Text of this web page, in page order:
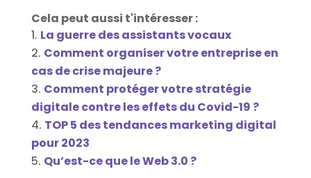
Cela peut aussi t'intéresser :
La guerre des assistants vocaux
Comment organiser votre entreprise en
cas de crise majeure ?
Comment protéger votre stratégie
digitale contre les effets du Covid-19 ?
TOP 5 des tendances marketing digital
pour 2023
Qu’est-ce que le Web 3.0 ?